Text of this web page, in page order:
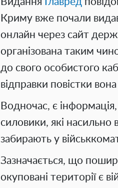
Криму вже почали
онлайн через сайт
організована таким
до свого особистого
відправки повістки
Водночас, є
силовики, які насильно
забирають у
Зазначається, що
окуповані території є